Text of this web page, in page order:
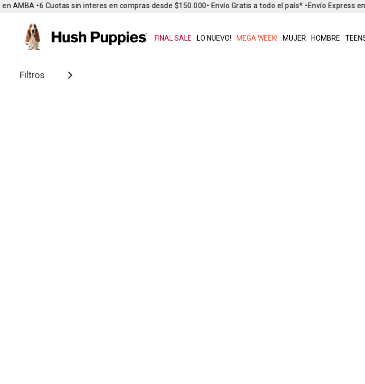
FINAL SALE LO NUEVO! MEGA WEEK! MUJER HOMBRE
AMBA •6 Cuotas sin interes en compras desde $150.000• Envío Gratis a todo el país* •Envío Express en
Filtros